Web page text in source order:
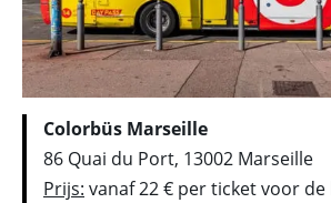
Colorbüs Marseille
86 Quai du Port, 13002 Marseille
Prijs: vanaf 22 € per ticket voor de